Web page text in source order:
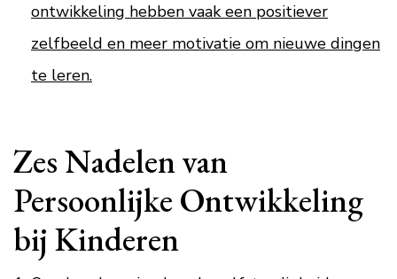
ontwikkeling hebben vaak een positiever
zelfbeeld en meer motivatie om nieuwe dingen
te leren.
Zes Nadelen van
Persoonlijke Ontwikkeling
bij Kinderen